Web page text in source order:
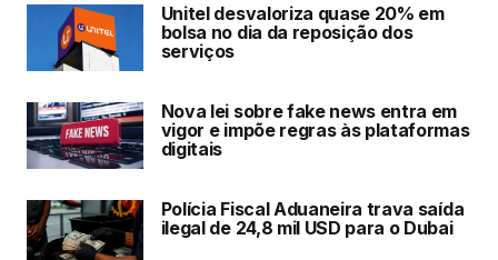
Unitel desvaloriza quase 20% em
bolsa no dia da reposição dos
serviços
Nova lei sobre fake news entra em
vigor e impõe regras às plataformas
digitais
Polícia Fiscal Aduaneira trava saída
ilegal de 24,8 mil USD para o Dubai